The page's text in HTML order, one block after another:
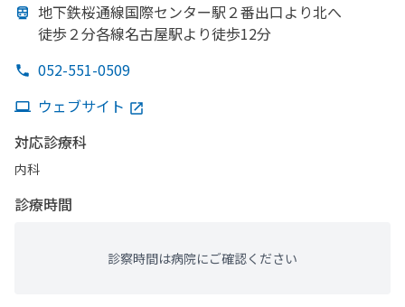
地下鉄桜通線国際センター駅２番出口より北へ
徒歩２分各線名古屋駅より徒歩12分
052-551-0509
ウェブサイト
対応診療科
内科
診療時間
診察時間は病院にご確認ください